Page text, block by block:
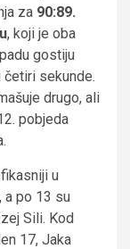
za 90:89.
, koji je oba
gostiju
četiri sekunde.
drugo, ali
pobjeda
u
a po 13 su
Sili. Kod
17, Jaka